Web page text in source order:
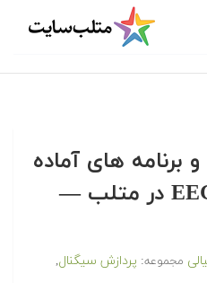
و برنامه های آماده
سیگنال مغزی یا EEG در متلب‬‬ —
مجموعه: پردازش سیگنال,